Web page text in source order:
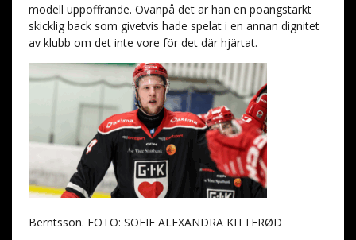
modell uppoffrande. Ovanpå det är han en poängstarkt
skicklig back som givetvis hade spelat i en annan dignitet
av klubb om det inte vore för det där hjärtat.
Berntsson. FOTO: SOFIE ALEXANDRA KITTERØD